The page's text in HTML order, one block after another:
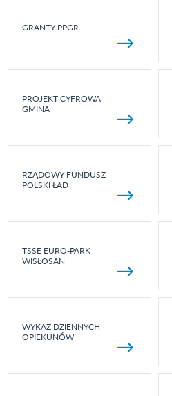
GRANTY PPGR
PROJEKT CYFROWA
GMINA
RZĄDOWY FUNDUSZ
POLSKI ŁAD
TSSE EURO-PARK
WISŁOSAN
WYKAZ DZIENNYCH
OPIEKUNÓW